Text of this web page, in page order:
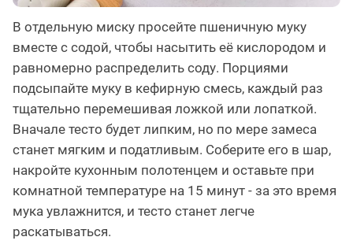
В отдельную миску просейте пшеничную муку
вместе с содой, чтобы насытить её кислородом и
равномерно распределить соду. Порциями
подсыпайте муку в кефирную смесь, каждый раз
тщательно перемешивая ложкой или лопаткой.
Вначале тесто будет липким, но по мере замеса
станет мягким и податливым. Соберите его в шар,
накройте кухонным полотенцем и оставьте при
комнатной температуре на 15 минут - за это время
мука увлажнится, и тесто станет легче
раскатываться.